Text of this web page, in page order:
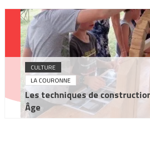
CULTURE
LA COURONNE
Les techniques de
Âge